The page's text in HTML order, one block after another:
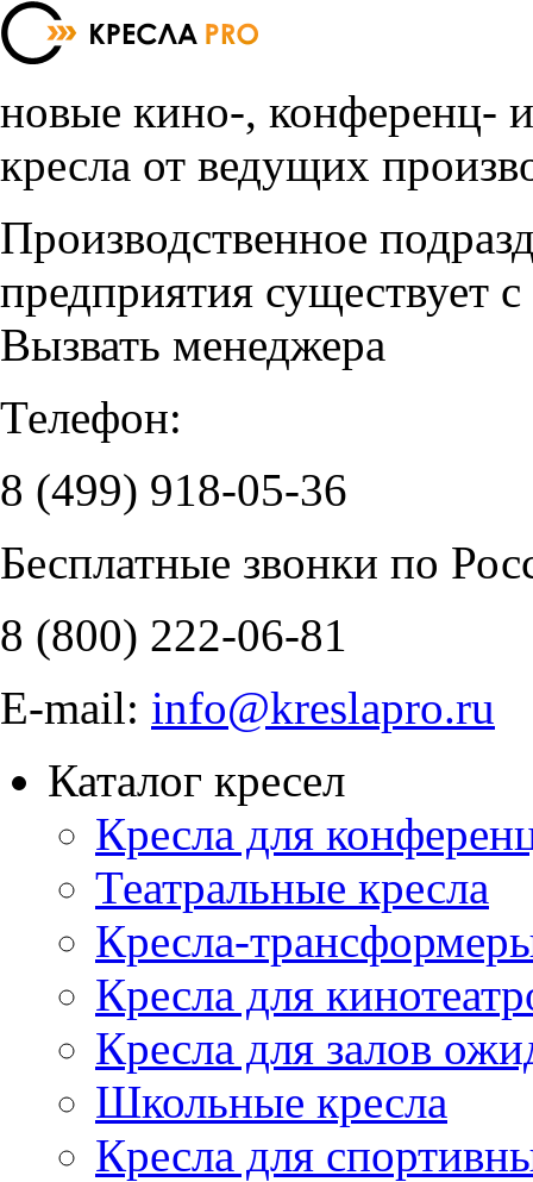
новые кино-, конференц-
кресла от ведущих
Производственное
предприятия существует
Вызвать менеджера
Телефон:
8 (499) 918-05-36
Бесплатные звонки по
8 (800) 222-06-81
E-mail: info@kreslapro.ru
Каталог кресел
Кресла для
Театральные кресла
Кресла-
Кресла для
Кресла для залов
Школьные кресла
Кресла для